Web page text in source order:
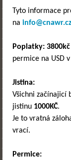
Tyto informace
na info@cnawr.cz
Poplatky: 3800kč
permice na USD
Jistina:
Všichni začínajicí
jistinu 1000KČ.
Je to vratná
vrací.
Permice: